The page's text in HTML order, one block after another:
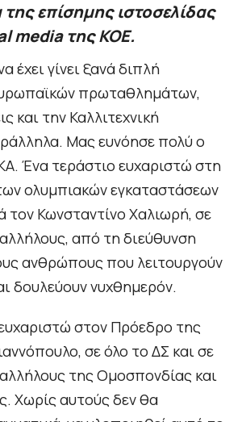
επίσημης ιστοσελίδας
media της ΚΟΕ.
έχει γίνει ξανά διπλή
πρωταθλημάτων,
και την Καλλιτεχνική
Μας ευνόησε πολύ ο
Ένα τεράστιο ευχαριστώ στη
ολυμπιακών εγκαταστάσεων
τον Κωνσταντίνο Χαλιωρή, σε
από τη διεύθυνση
ανθρώπους που λειτουργούν
δουλεύουν νυχθημερόν.
στον Πρόεδρο της
σε όλο το ΔΣ και σε
της Ομοσπονδίας και
Χωρίς αυτούς δεν θα